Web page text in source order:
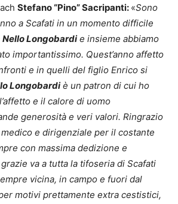
Stefano “Pino” Sacripanti: «Sono
a Scafati in un momento difficile
Nello Longobardie insieme abbiamo
importantissimo. Quest’anno affetto
e in quelli del figlio Enrico si
Longobardiè un patron di cui ho
e il calore di uomo
generosità e veri valori. Ringrazio
e dirigenziale per il costante
con massima dedizione e
va a tutta la tifoseria di Scafati
vicina, in campo e fuori dal
motivi prettamente extra cestistici,